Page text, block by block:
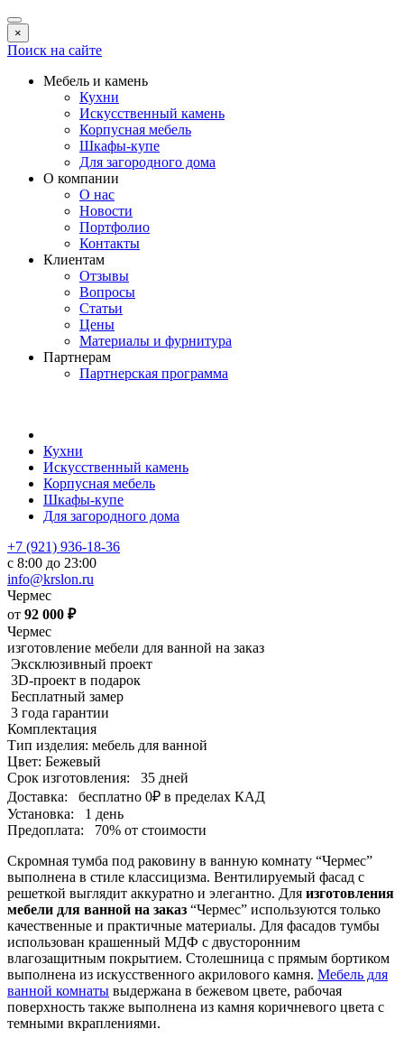
×
Поиск на сайте
Мебель и камень
Кухни
Искусственный камень
Корпусная мебель
Шкафы-купе
Для загородного дома
О компании
О нас
Новости
Портфолио
Контакты
Клиентам
Отзывы
Вопросы
Статьи
Цены
Материалы и фурнитура
Партнерам
Партнерская программа
Кухни
Искусственный камень
Корпусная мебель
Шкафы-купе
Для загородного дома
+7 (921) 936-18-36
с 8:00 до 23:00
info@krslon.ru
Чермес
от 92 000 ₽
Чермес
изготовление мебели для ванной на заказ
Эксклюзивный проект
3D-проект в подарок
Бесплатный замер
3 года гарантии
Комплектация
Тип изделия: мебель для ванной
Цвет: Бежевый
Срок изготовления:
35 дней
Доставка:
бесплатно 0₽ в пределах КАД
Установка:
1 день
Предоплата:
70% от стоимости
Скромная тумба под раковину в ванную комнату “Чермес”
выполнена в стиле классицизма. Вентилируемый фасад с
решеткой выглядит аккуратно и элегантно. Для изготовления
мебели для ванной на заказ “Чермес” используются только
качественные и практичные материалы. Для фасадов тумбы
использован крашенный МДФ с двусторонним
влагозащитным покрытием. Столешница с прямым бортиком
выполнена из искусственного акрилового камня. Мебель для
ванной комнаты выдержана в бежевом цвете, рабочая
поверхность также выполнена из камня коричневого цвета с
темными вкраплениями.